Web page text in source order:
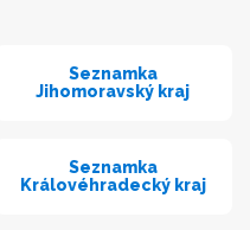
Seznamka
Jihomoravský kraj
Seznamka
Královéhradecký kraj